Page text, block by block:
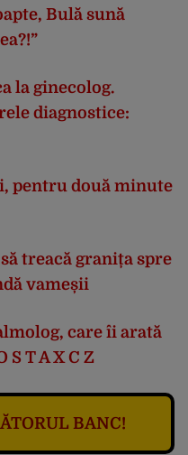
Bulă sună
la ginecolog.
diagnostice:
pentru două minute
treacă granița spre
vameșii
care îi arată
S T A X C Z
BANC!